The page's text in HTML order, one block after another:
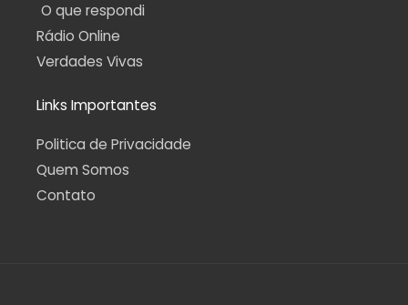
O que respondi
Rádio Online
Verdades Vivas
Links Importantes
Politica de Privacidade
Quem Somos
Contato